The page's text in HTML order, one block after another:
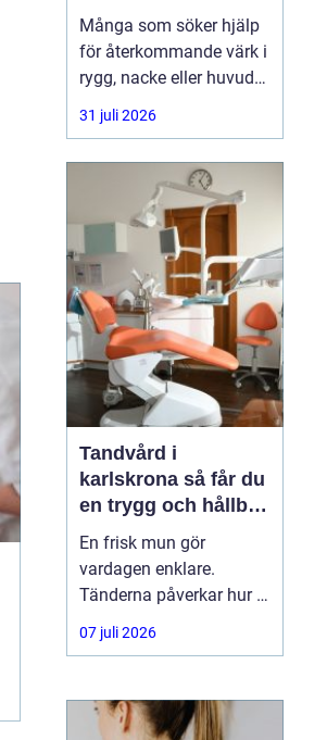
hitta balans
Många som söker hjälp
för återkommande värk i
rygg, nacke eller huvud
har redan provat både
träning, vila och
besvären släpper. Där
någonstans uppstår ofta
intresset för osteopati.
31 juli 2026
Tandvård i
karlskrona så får du
en trygg och hållbar
munhälsa
En frisk mun gör
vardagen enklare.
Tänderna påverkar hur vi
äter, hur vi pratar och hur
trygga vi känner oss i
människor sökerefter
tandvård Karlskrona
07 juli 2026